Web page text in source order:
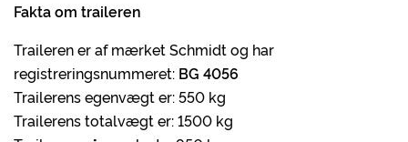
Fakta om traileren
Traileren er af mærket Schmidt og har
registreringsnummeret: BG 4056
Trailerens egenvægt er: 550 kg
Trailerens totalvægt er: 1500 kg